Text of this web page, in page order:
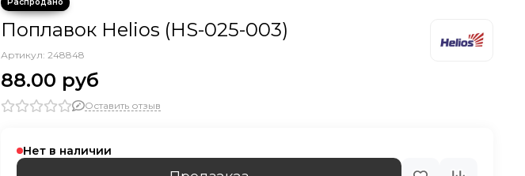
Поплавок Helios (HS-025-003)
Артикул: 248848
88.00 руб
Оставить отзыв
Нет в наличии